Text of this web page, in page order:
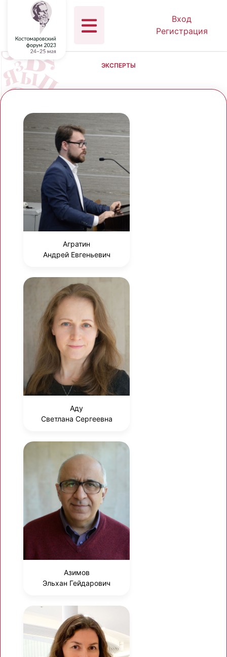
Вход
Регистрация
ЭКСПЕРТЫ
Агратин
Андрей Евгеньевич
Аду
Светлана Сергеевна
Азимов
Эльхан Гейдарович